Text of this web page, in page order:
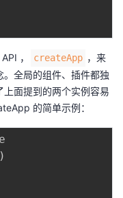
， createApp ，来
全局的组件、插件都独
面提到的两个实例容易
的简单示例：
)